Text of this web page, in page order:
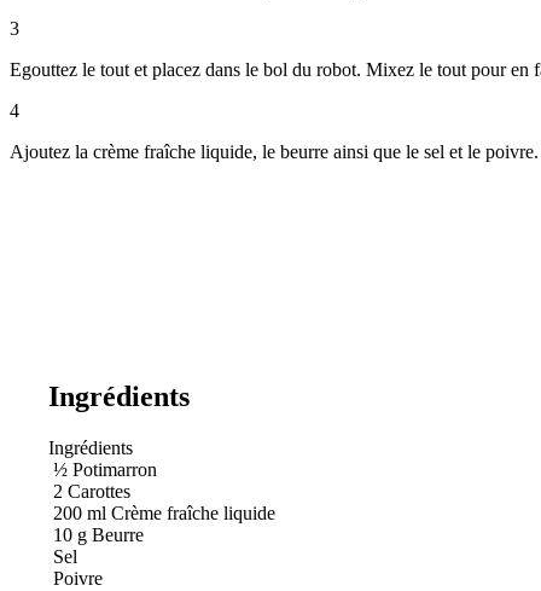
3
Egouttez le tout et placez dans le bol du robot. Mixez le tout pour en
4
Ajoutez la crème fraîche liquide, le beurre ainsi que le sel et le
Ingrédients
Ingrédients
½ Potimarron
2 Carottes
200 ml Crème fraîche liquide
10 g Beurre
Sel
Poivre